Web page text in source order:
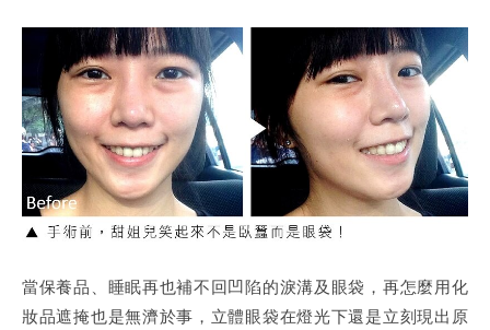
當保養品、睡眠再也補不回凹陷的淚溝及眼袋，再怎麼用化
妝品遮掩也是無濟於事，立體眼袋在燈光下還是立刻現出原